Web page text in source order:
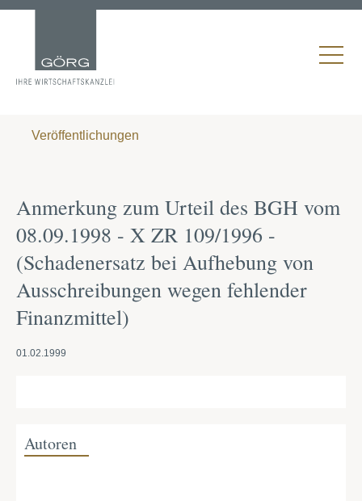
Veröffentlichungen
Anmerkung zum Urteil des BGH vom
08.09.1998 - X ZR 109/1996 -
(Schadenersatz bei Aufhebung von
Ausschreibungen wegen fehlender
Finanzmittel)
01.02.1999
Autoren